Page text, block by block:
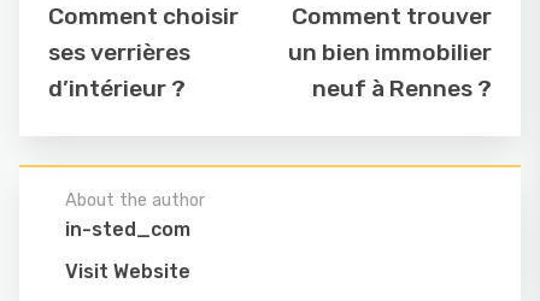
Comment choisir
ses verrières
d’intérieur ?
Comment trouver
un bien immobilier
neuf à Rennes ?
About the author
in-sted_com
Visit Website